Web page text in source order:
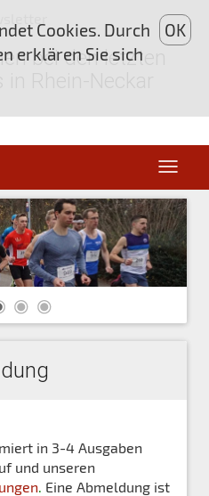
bei den letzten
Rhein-Neckar
in 3-4 Ausgaben
und unseren
Eine Abmeldung ist
Cookies. Durch
erklären Sie sich
OK